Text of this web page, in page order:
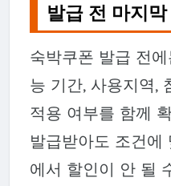
발급 전 마지
숙박쿠폰 발급 전
능 기간, 사용지역,
적용 여부를 함께
발급받아도 조건에
에서 할인이 안 될